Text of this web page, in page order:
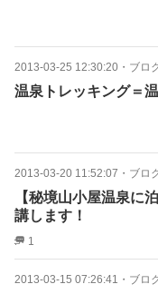
2013-03-25 12:30:20 ・ ブロ
温泉トレッキング＝
2013-03-20 11:52:07 ・ ブロ
【秘境山小屋温泉に
講します！
1
2013-03-15 07:26:41 ・ ブロ